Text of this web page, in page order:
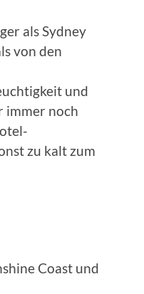
als Sydney
von den
und
immer noch
zu kalt zum
Coast und